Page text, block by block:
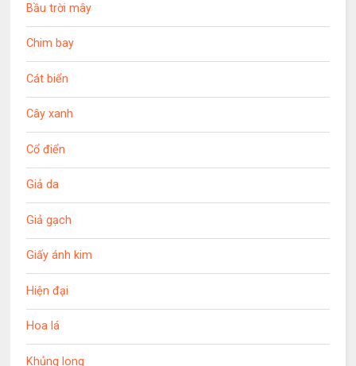
Bầu trời mây
Chim bay
Cát biển
Cây xanh
Cổ điển
Giả da
Giả gạch
Giấy ánh kim
Hiện đại
Hoa lá
Khủng long